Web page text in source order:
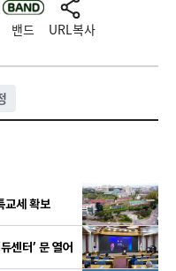
밴드 URL복사
교세 확보
센터’ 문 열어